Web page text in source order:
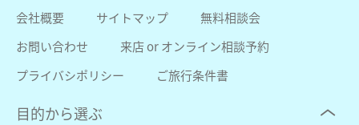
会社概要
サイトマップ
無料相談会
お問い合わせ
来店 or オンライン相談予約
プライバシポリシー
ご旅行条件書
目的から選ぶ